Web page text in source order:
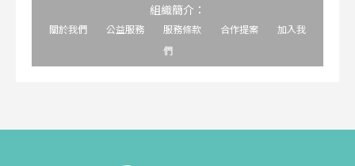
組織簡介：
關於我們 公益服務 服務條款 合作提案
加入我
們